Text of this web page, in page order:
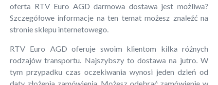
oferta RTV Euro AGD darmowa dostawa jest możliwa?
Szczegółowe informacje na ten temat możesz znaleźć na
stronie sklepu internetowego.
RTV Euro AGD oferuje swoim klientom kilka różnych
rodzajów transportu. Najszybszy to dostawa na jutro. W
tym przypadku czas oczekiwania wynosi jeden dzień od